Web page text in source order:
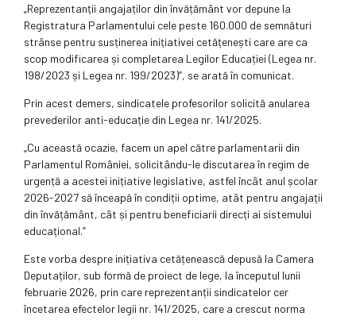
„Reprezentanții angajaților din învățământ vor depune la
Registratura Parlamentului cele peste 160.000 de semnături
strânse pentru susținerea inițiativei cetățenești care are ca
scop modificarea și completarea Legilor Educației (Legea nr.
198/2023 și Legea nr. 199/2023)”, se arată în comunicat.
Prin acest demers, sindicatele profesorilor solicită anularea
prevederilor anti-educație din Legea nr. 141/2025.
„Cu această ocazie, facem un apel către parlamentarii din
Parlamentul României, solicitându-le discutarea în regim de
urgență a acestei inițiative legislative, astfel încât anul școlar
2026-2027 să înceapă în condiții optime, atât pentru angajații
din învățământ, cât și pentru beneficiarii direcți ai sistemului
educațional.”
Este vorba despre inițiativa cetățenească depusă la Camera
Deputaților, sub formă de proiect de lege, la începutul lunii
februarie 2026, prin care reprezentanții sindicatelor cer
încetarea efectelor legii nr. 141/2025, care a crescut norma